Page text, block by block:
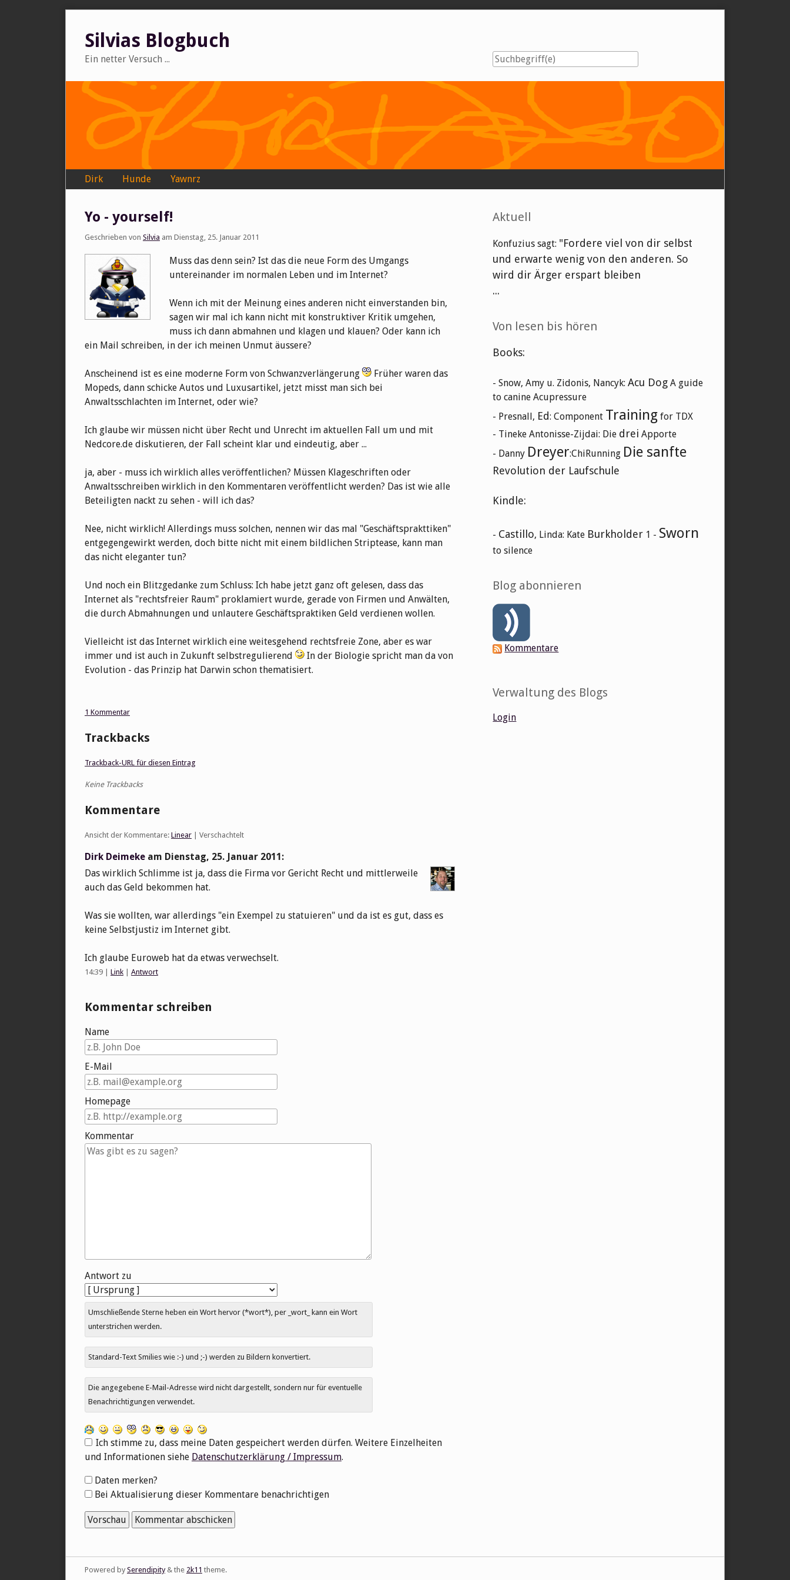
Silvias Blogbuch
Ein netter Versuch ...
Navigation
Dirk Hunde Yawnrz
Yo - yourself!
Geschrieben von Silvia am Dienstag, 25. Januar 2011
Muss das denn sein? Ist das die neue Form des Umgangs
untereinander im normalen Leben und im Internet?
Wenn ich mit der Meinung eines anderen nicht einverstanden bin,
sagen wir mal ich kann nicht mit konstruktiver Kritik umgehen,
muss ich dann abmahnen und klagen und klauen? Oder kann ich
ein Mail schreiben, in der ich meinen Unmut äussere?
Anscheinend ist es eine moderne Form von Schwanzverlängerung
Früher waren das
Mopeds, dann schicke Autos und Luxusartikel, jetzt misst man sich bei
Anwaltsschlachten im Internet, oder wie?
Ich glaube wir müssen nicht über Recht und Unrecht im aktuellen Fall um und mit
Nedcore.de diskutieren, der Fall scheint klar und eindeutig, aber ...
ja, aber - muss ich wirklich alles veröffentlichen? Müssen Klageschriften oder
Anwaltsschreiben wirklich in den Kommentaren veröffentlicht werden? Das ist wie alle
Beteiligten nackt zu sehen - will ich das?
Nee, nicht wirklich! Allerdings muss solchen, nennen wir das mal "Geschäftsprakttiken"
entgegengewirkt werden, doch bitte nicht mit einem bildlichen Striptease, kann man
das nicht eleganter tun?
Und noch ein Blitzgedanke zum Schluss: Ich habe jetzt ganz oft gelesen, dass das
Internet als "rechtsfreier Raum" proklamiert wurde, gerade von Firmen und Anwälten,
die durch Abmahnungen und unlautere Geschäftspraktiken Geld verdienen wollen.
Vielleicht ist das Internet wirklich eine weitesgehend rechtsfreie Zone, aber es war
immer und ist auch in Zukunft selbstregulierend
In der Biologie spricht man da von
Evolution - das Prinzip hat Darwin schon thematisiert.
1 Kommentar
Trackbacks
Trackback-URL für diesen Eintrag
Keine Trackbacks
Kommentare
Ansicht der Kommentare: Linear | Verschachtelt
Dirk Deimeke am Dienstag, 25. Januar 2011 :
Das wirklich Schlimme ist ja, dass die Firma vor Gericht Recht und mittlerweile
auch das Geld bekommen hat.
Was sie wollten, war allerdings "ein Exempel zu statuieren" und da ist es gut, dass es
keine Selbstjustiz im Internet gibt.
Ich glaube Euroweb hat da etwas verwechselt.
14:39 Link Antwort
Kommentar schreiben
Name
E-Mail
Homepage
Kommentar
Antwort zu
Umschließende Sterne heben ein Wort hervor (*wort*), per _wort_ kann ein Wort
unterstrichen werden.
Standard-Text Smilies wie :-) und ;-) werden zu Bildern konvertiert.
Die angegebene E-Mail-Adresse wird nicht dargestellt, sondern nur für eventuelle
Benachrichtigungen verwendet.
Ich stimme zu, dass meine Daten gespeichert werden dürfen. Weitere Einzelheiten
und Informationen siehe Datenschutzerklärung / Impressum.
Formular-
Optionen
Daten merken?
Bei Aktualisierung dieser Kommentare benachrichtigen
Seitenleiste
Aktuell
Konfuzius sagt: "Fordere viel von dir selbst
und erwarte wenig von den anderen. So
wird dir Ärger erspart bleiben
...
Von lesen bis hören
Books:
- Snow, Amy u. Zidonis, Nancyk:Acu Dog A guide
to canine Acupressure
- Presnall, Ed: Component Training for TDX
- Tineke Antonisse-Zijdai: Die drei Apporte
- Danny Dreyer:ChiRunning Die sanfte
Revolution der Laufschule
Kindle:
- Castillo, Linda: Kate Burkholder 1 - Sworn
to silence
Blog abonnieren
Kommentare
Verwaltung des Blogs
Login
Powered by Serendipity& the 2k11 theme.